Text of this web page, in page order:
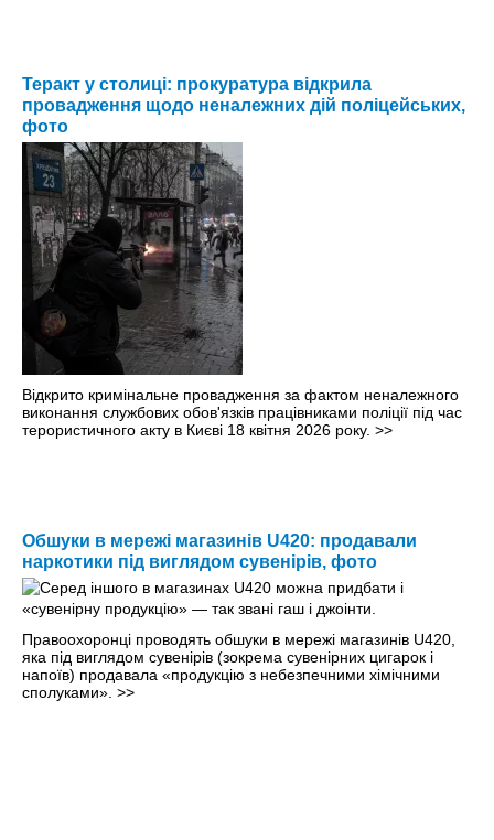
Теракт у столиці: прокуратура відкрила
провадження щодо неналежних дій поліцейських,
фото
Відкрито кримінальне провадження за фактом неналежного
виконання службових обов'язків працівниками поліції під час
терористичного акту в Києві 18 квітня 2026 року. >>
Обшуки в мережі магазинів U420: продавали
наркотики під виглядом сувенірів, фото
Правоохоронці проводять обшуки в мережі магазинів U420,
яка під виглядом сувенірів (зокрема сувенірних цигарок і
напоїв) продавала «продукцію з небезпечними хімічними
сполуками». >>